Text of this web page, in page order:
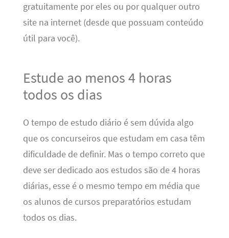
gratuitamente por eles ou por qualquer outro
site na internet (desde que possuam conteúdo
útil para você).
Estude ao menos 4 horas
todos os dias
O tempo de estudo diário é sem dúvida algo
que os concurseiros que estudam em casa têm
dificuldade de definir. Mas o tempo correto que
deve ser dedicado aos estudos são de 4 horas
diárias, esse é o mesmo tempo em média que
os alunos de cursos preparatórios estudam
todos os dias.